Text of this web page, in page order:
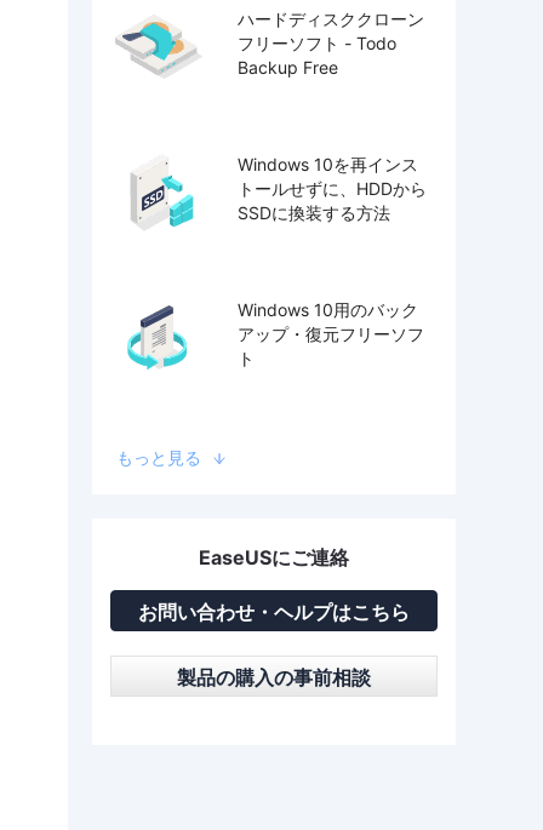
ハードディスククローン
フリーソフト - Todo
Backup Free
Windows 10を再インス
トールせずに、HDDから
SSDに換装する方法
Windows 10用のバック
アップ・復元フリーソフ
ト
もっと見る
EaseUSにご連絡
お問い合わせ・ヘルプはこちら
製品の購入の事前相談